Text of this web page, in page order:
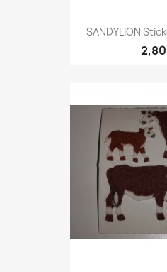
SANDYLION